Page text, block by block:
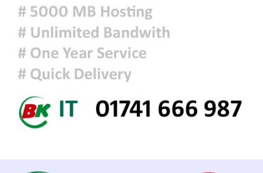
ফ্যাসিবাদবিরোধী আন্দোলনে হত্যাকাণ্ডের
বিচার হবে স্বচ্ছ, নিরপেক্ষ ও বিশ্বাসযোগ্য
: প্রধানমন্ত্রী